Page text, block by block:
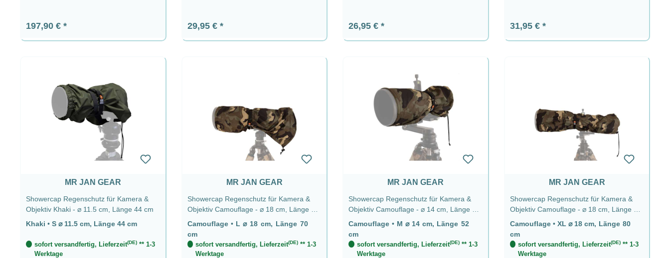
Regulärer Preis:
197,90 € Regulärer Preis:
29,95 € Regulärer Preis:
26,95 € Regulärer Preis:
31,95 €
MR JAN GEAR
Showercap Regenschutz für Kamera &
Objektiv Khaki - ⌀ 11.5 cm, Länge 44 cm
Khaki • S ⌀ 11.5 cm, Länge 44 cm
sofort versandfertig, Lieferzeit(DE)** 1-3
Werktage
MR JAN GEAR
Showercap Regenschutz für Kamera &
Objektiv Camouflage - ⌀ 18 cm, Länge 70
cm
Camouflage • L ⌀ 18 cm, Länge 70
cm
sofort versandfertig, Lieferzeit(DE) ** 1-3
Werktage
MR JAN GEAR
Showercap Regenschutz für Kamera &
Objektiv Camouflage - ⌀ 14 cm, Länge 52
cm
Camouflage • M ⌀ 14 cm, Länge 52
cm
sofort versandfertig, Lieferzeit(DE)** 1-3
Werktage
MR JAN GEAR
Showercap Regenschutz für Kamera &
Objektiv Camouflage - ⌀ 18 cm, Länge 80
cm
Camouflage • XL ⌀ 18 cm, Länge 80
cm
sofort versandfertig, Lieferzeit(DE) ** 1-3
Werktage